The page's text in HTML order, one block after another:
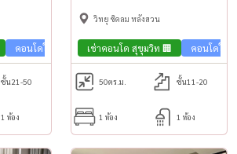
คอนโดใกล้รถไฟฟ้า🚈 คอนโด Luxury💎
ชั้น21-50
1 ห้อง
✨
วิทยุ ชิดลม หลังสวน
เช่าคอนโด สุขุมวิท 🏢 คอนโดใก
50ตร.ม. ชั้น11-20
1 ห้อง 1 ห้อง